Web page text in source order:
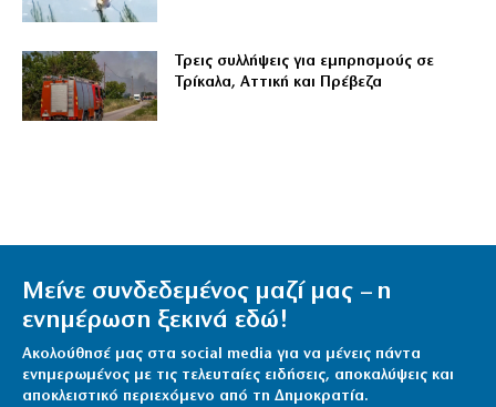
Τρεις συλλήψεις για εμπρησμούς σε
Τρίκαλα, Αττική και Πρέβεζα
Μείνε συνδεδεμένος μαζί μας – η
ενημέρωση ξεκινά εδώ!
Ακολούθησέ μας στα social media για να μένεις πάντα
ενημερωμένος με τις τελευταίες ειδήσεις, αποκαλύψεις και
αποκλειστικό περιεχόμενο από τη Δημοκρατία.